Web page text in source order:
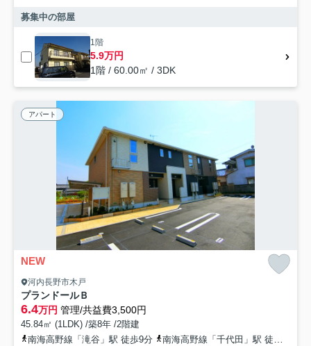
募集中の部屋
1階
5.9万円
1階 / 60.00㎡ / 3DK
アパート
NEW
河内長野市木戸
プランドールＢ
6.4万円 管理/共益費3,500円
45.84㎡ (1LDK) /築8年 /2階建
南海高野線「滝谷」駅 徒歩9分
南海高野線「千代田」駅 徒歩14分